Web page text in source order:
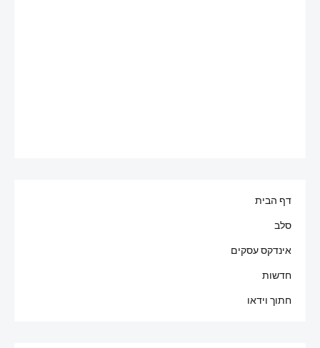
דף הבית
סלב
אינדקס עסקים
חדשות
חתוך וידאו